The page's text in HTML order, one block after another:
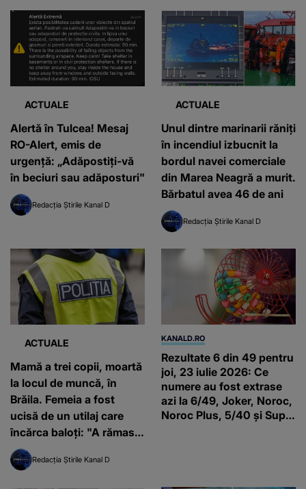
ACTUALE
Alertă în Tulcea! Mesaj
RO-Alert, emis de
urgență: „Adăpostiţi-vă
în beciuri sau adăposturi"
Redacția Știrile Kanal D
ACTUALE
Unul dintre marinarii răniți
în incendiul izbucnit la
bordul navei comerciale
din Marea Neagră a murit.
Bărbatul avea 46 de ani
Redacția Știrile Kanal D
ACTUALE
Mamă a trei copii, moartă
la locul de muncă, în
Brăila. Femeia a fost
ucisă de un utilaj care
încărca baloți: "A rămas
fără cap"
Redacția Știrile Kanal D
KANALD.RO
Rezultate 6 din 49 pentru
joi, 23 iulie 2026: Ce
numere au fost extrase
azi la 6/49, Joker, Noroc,
Noroc Plus, 5/40 și Super